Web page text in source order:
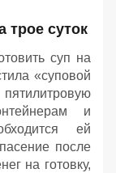
трое суток
суп на
«суповой
и
ей
после
на готовку,